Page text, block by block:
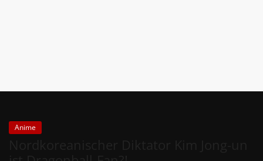
die
Anime-
News
Anime